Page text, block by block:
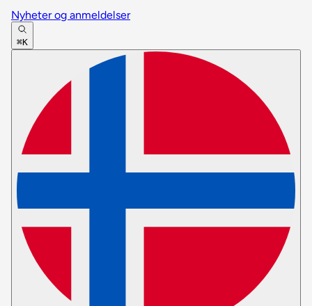
Nyheter og anmeldelser
⌘K